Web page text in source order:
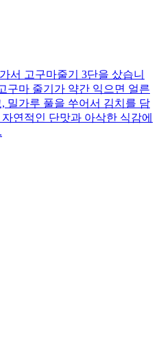
서 고구마줄기 3단을 샀습니
구마 줄기가 약간 익으면 얼른
밀가루 풀을 쑤어서 김치를 담
연적인 단맛과 아삭한 식감에